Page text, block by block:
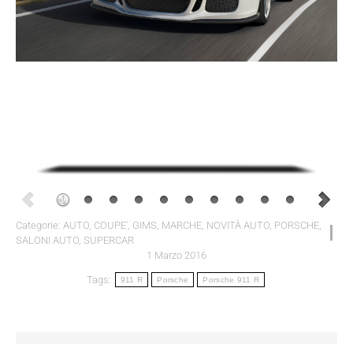
Categorie: AUTO, COUPE', GIMS, MARCHE, NOVITÀ AUTO, PORSCHE,
SALONI AUTO, SUPERCAR
1 Marzo 2016
Tags: 911 R Porsche Porsche 911 R